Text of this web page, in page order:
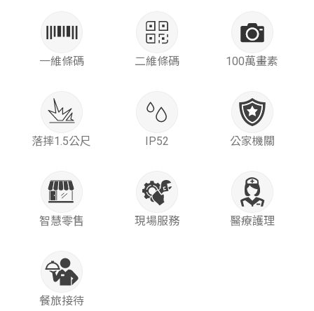
一維條碼 二維條碼 100萬畫素
落摔1.5公尺 IP52 公家機關
智慧零售 現場服務 醫療護理
餐旅接待